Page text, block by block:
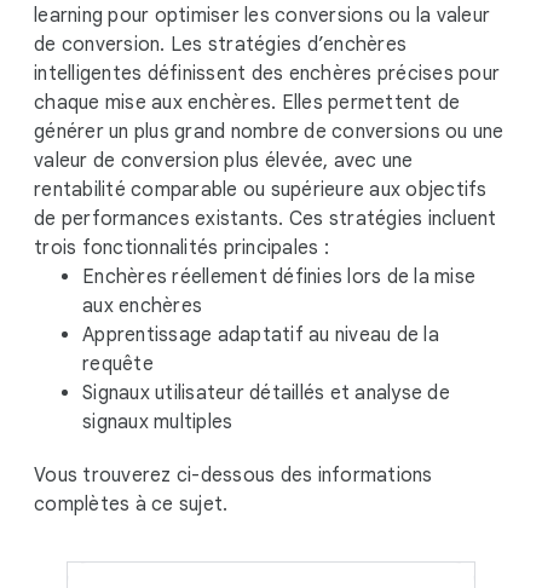
learning pour optimiser les conversions ou la valeur
de conversion. Les stratégies d’enchères
intelligentes définissent des enchères précises pour
chaque mise aux enchères. Elles permettent de
générer un plus grand nombre de conversions ou une
valeur de conversion plus élevée, avec une
rentabilité comparable ou supérieure aux objectifs
de performances existants. Ces stratégies incluent
trois fonctionnalités principales :
Enchères réellement définies lors de la mise
aux enchères
Apprentissage adaptatif au niveau de la
requête
Signaux utilisateur détaillés et analyse de
signaux multiples
Vous trouverez ci-dessous des informations
complètes à ce sujet.